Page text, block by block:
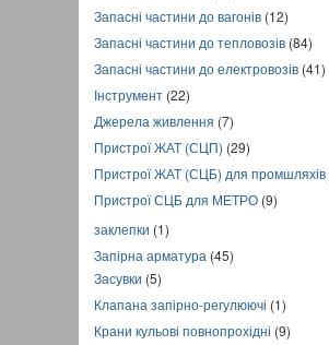
Запасні частини до вагонів (12)
Запасні частини до тепловозів (84)
Запасні частини до електровозів (41)
Інструмент (22)
Джерела живлення (7)
Пристрої ЖАТ (СЦП) (29)
Пристрої ЖАТ (СЦБ) для промшляхів
Пристрої СЦБ для МЕТРО (9)
заклепки (1)
Запірна арматура (45)
Засувки (5)
Клапана запірно-регулюючі (1)
Крани кульові повнопрохідні (9)